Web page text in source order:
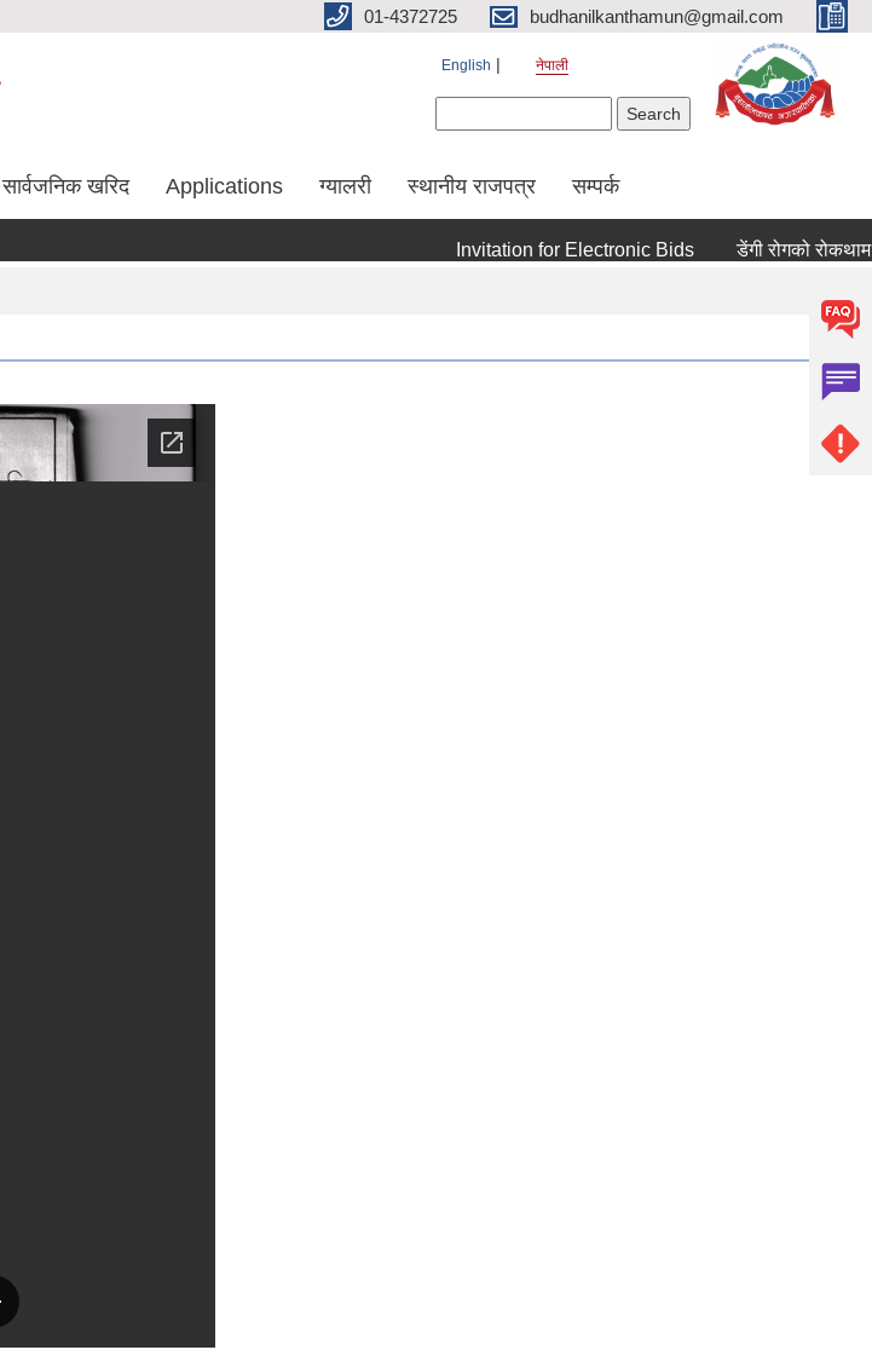
01-4372725 budhanilkanthamun@gmail.com
English नेपाली
सार्वजनिक खरिद Applications ग्यालरी स्थानीय राजपत्र सम्पर्क
Invitation for Electronic Bids डेंगी रोगको रोकथाम